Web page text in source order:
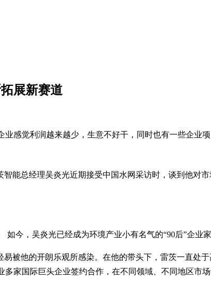
展新赛道
感觉利润越来越少，生意不好干，同时也有一些企业
智能总经理吴炎光近期接受中国水网采访时，谈到他
今，吴炎光已经成为环境产业小有名气的“90后”企业家
被他的开朗乐观所感染。在他的带头下，雷茨一直处
家国际巨头企业签约合作，在不同领域、不同地区市